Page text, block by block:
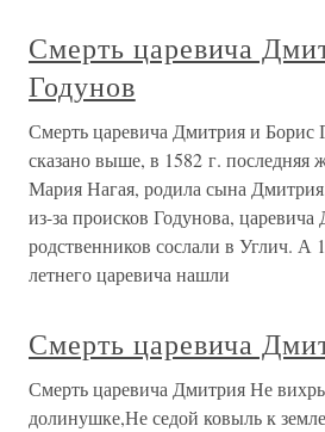
Смерть царевича
Годунов
Смерть царевича Дмитрия и Борис
сказано выше, в 1582 г. последняя
Мария Нагая, родила сына
из-за происков Годунова,
родственников сослали в Углич. А
летнего царевича нашли
Смерть царевича
Смерть царевича Дмитрия Не
долинушке,Не седой ковыль к